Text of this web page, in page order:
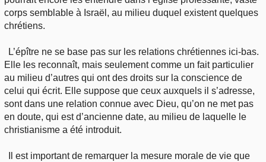
corps semblable à Israël, au milieu duquel existent quelques
chrétiens.
L’épître ne se base pas sur les relations chrétiennes ici-bas.
Elle les reconnaît, mais seulement comme un fait particulier
au milieu d’autres qui ont des droits sur la conscience de
celui qui écrit. Elle suppose que ceux auxquels il s’adresse,
sont dans une relation connue avec Dieu, qu’on ne met pas
en doute, qui est d’ancienne date, au milieu de laquelle le
christianisme a été introduit.
Il est important de remarquer la mesure morale de vie que